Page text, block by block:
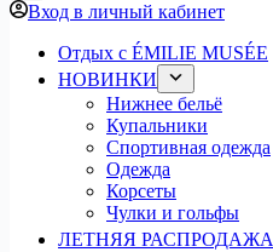
Вход в личный кабинет
Отдых с ÉMILIE MUSÉE
НОВИНКИ
Нижнее бельё
Купальники
Спортивная одежда
Одежда
Корсеты
Чулки и гольфы
ЛЕТНЯЯ РАСПРОДАЖА